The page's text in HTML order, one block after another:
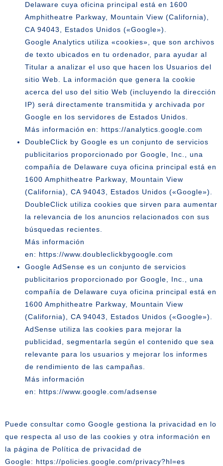
Delaware cuya oficina principal está en 1600
Amphitheatre Parkway, Mountain View (California),
CA 94043, Estados Unidos («Google»).
Google Analytics utiliza «cookies», que son archivos
de texto ubicados en tu ordenador, para ayudar al
Titular a analizar el uso que hacen los Usuarios del
sitio Web. La información que genera la cookie
acerca del uso del sitio Web (incluyendo la dirección
IP) será directamente transmitida y archivada por
Google en los servidores de Estados Unidos.
Más información en: https://analytics.google.com
DoubleClick by Google es un conjunto de servicios
publicitarios proporcionado por Google, Inc., una
compañía de Delaware cuya oficina principal está en
1600 Amphitheatre Parkway, Mountain View
(California), CA 94043, Estados Unidos («Google»).
DoubleClick utiliza cookies que sirven para aumentar
la relevancia de los anuncios relacionados con sus
búsquedas recientes.
Más información
en: https://www.doubleclickbygoogle.com
Google AdSense es un conjunto de servicios
publicitarios proporcionado por Google, Inc., una
compañía de Delaware cuya oficina principal está en
1600 Amphitheatre Parkway, Mountain View
(California), CA 94043, Estados Unidos («Google»).
AdSense utiliza las cookies para mejorar la
publicidad, segmentarla según el contenido que sea
relevante para los usuarios y mejorar los informes
de rendimiento de las campañas.
Más información
en: https://www.google.com/adsense
Puede consultar como Google gestiona la privacidad en lo
que respecta al uso de las cookies y otra información en
la página de Política de privacidad de
Google: https://policies.google.com/privacy?hl=es